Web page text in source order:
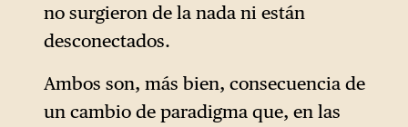
no surgieron de la nada ni están
desconectados.
Ambos son, más bien, consecuencia de
un cambio de paradigma que, en las